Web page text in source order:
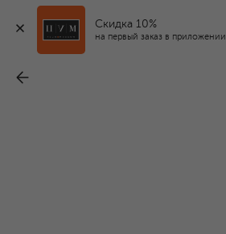
Скидка 10%
на первый заказ в приложении
AGL